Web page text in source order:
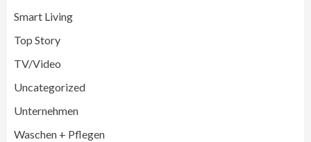
Smart Living
Top Story
TV/Video
Uncategorized
Unternehmen
Waschen + Pflegen
5
Verbraucher setzen immer mehr auf
Klimageräte und Ventilatoren